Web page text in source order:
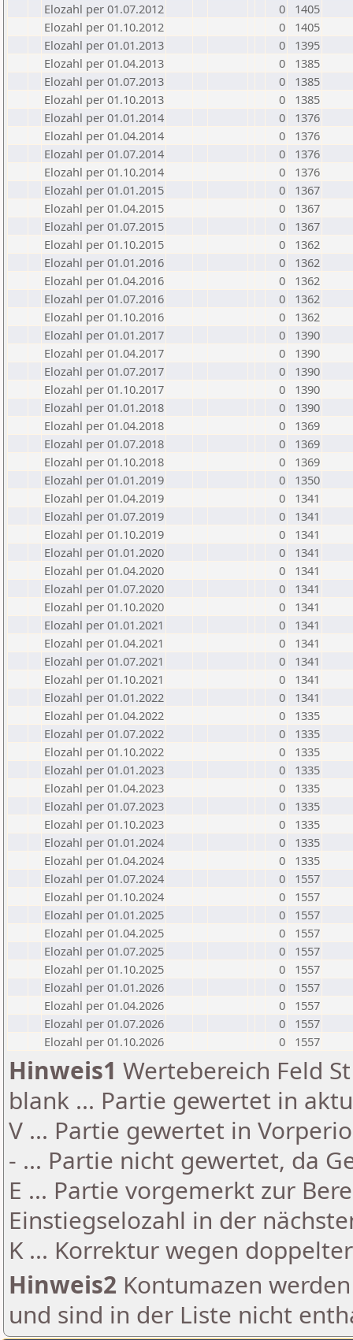
Elozahl per 01.07.2012
0
1405
Elozahl per 01.10.2012
0
1405
Elozahl per 01.01.2013
0
1395
Elozahl per 01.04.2013
0
1385
Elozahl per 01.07.2013
0
1385
Elozahl per 01.10.2013
0
1385
Elozahl per 01.01.2014
0
1376
Elozahl per 01.04.2014
0
1376
Elozahl per 01.07.2014
0
1376
Elozahl per 01.10.2014
0
1376
Elozahl per 01.01.2015
0
1367
Elozahl per 01.04.2015
0
1367
Elozahl per 01.07.2015
0
1367
Elozahl per 01.10.2015
0
1362
Elozahl per 01.01.2016
0
1362
Elozahl per 01.04.2016
0
1362
Elozahl per 01.07.2016
0
1362
Elozahl per 01.10.2016
0
1362
Elozahl per 01.01.2017
0
1390
Elozahl per 01.04.2017
0
1390
Elozahl per 01.07.2017
0
1390
Elozahl per 01.10.2017
0
1390
Elozahl per 01.01.2018
0
1390
Elozahl per 01.04.2018
0
1369
Elozahl per 01.07.2018
0
1369
Elozahl per 01.10.2018
0
1369
Elozahl per 01.01.2019
0
1350
Elozahl per 01.04.2019
0
1341
Elozahl per 01.07.2019
0
1341
Elozahl per 01.10.2019
0
1341
Elozahl per 01.01.2020
0
1341
Elozahl per 01.04.2020
0
1341
Elozahl per 01.07.2020
0
1341
Elozahl per 01.10.2020
0
1341
Elozahl per 01.01.2021
0
1341
Elozahl per 01.04.2021
0
1341
Elozahl per 01.07.2021
0
1341
Elozahl per 01.10.2021
0
1341
Elozahl per 01.01.2022
0
1341
Elozahl per 01.04.2022
0
1335
Elozahl per 01.07.2022
0
1335
Elozahl per 01.10.2022
0
1335
Elozahl per 01.01.2023
0
1335
Elozahl per 01.04.2023
0
1335
Elozahl per 01.07.2023
0
1335
Elozahl per 01.10.2023
0
1335
Elozahl per 01.01.2024
0
1335
Elozahl per 01.04.2024
0
1335
Elozahl per 01.07.2024
0
1557
Elozahl per 01.10.2024
0
1557
Elozahl per 01.01.2025
0
1557
Elozahl per 01.04.2025
0
1557
Elozahl per 01.07.2025
0
1557
Elozahl per 01.10.2025
0
1557
Elozahl per 01.01.2026
0
1557
Elozahl per 01.04.2026
0
1557
Elozahl per 01.07.2026
0
1557
Elozahl per 01.10.2026
0 1557
Hinweis1 Wertebereich Feld
blank ... Partie gewertet in
V ... Partie gewertet in
- ... Partie nicht gewertet, da
E ... Partie vorgemerkt zur
Einstiegselozahl in der
K ... Korrektur wegen
Hinweis2 Kontumazen
und sind in der Liste nicht